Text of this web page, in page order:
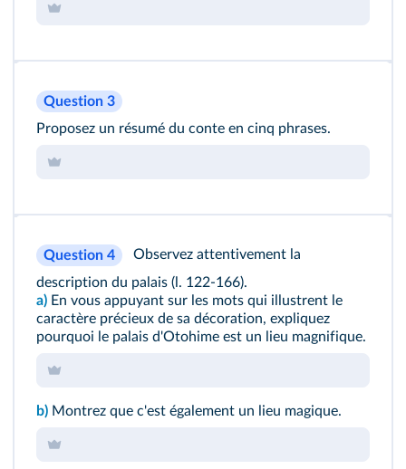
Question 3
Proposez un résumé du conte en cinq phrases.
Question 4
Observez attentivement la
description du palais (l. 122-166).
a) En vous appuyant sur les mots qui illustrent le
caractère précieux de sa décoration, expliquez
pourquoi le palais d'Otohime est un lieu magnifique.
b) Montrez que c'est également un lieu magique.